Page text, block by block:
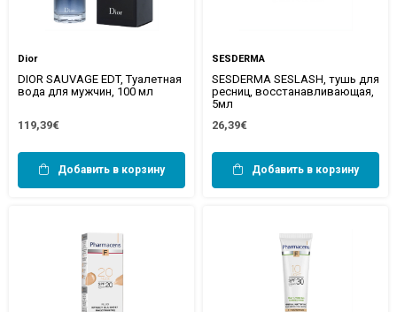
Dior
DIOR SAUVAGE EDT, Туалетная
вода для мужчин, 100 мл
119,39€
Добавить в корзину
SESDERMA
SESDERMA SESLASH, тушь для
ресниц, восстанавливающая,
5мл
26,39€
Добавить в корзину